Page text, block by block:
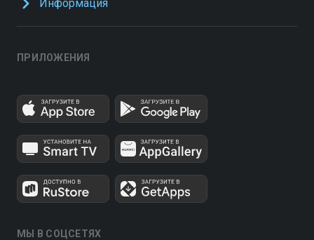
Информация
ПРИЛОЖЕНИЯ
МЫ В СОЦСЕТЯХ